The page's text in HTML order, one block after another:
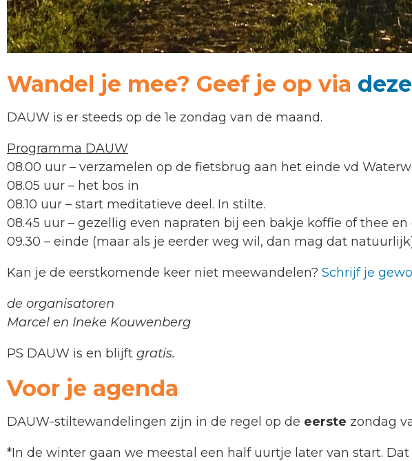
Wandel je mee? Geef je op via
DAUW is er steeds op de 1e zondag van de maand.
Programma DAUW
08.00 uur – verzamelen op de fietsbrug aan het einde vd
08.05 uur – het bos in
08.10 uur – start meditatieve deel. In stilte.
08.45 uur – gezellig even napraten bij een bakje koffie of thee en
09.30 – einde (maar als je eerder weg wil, dan mag dat
Kan je de eerstkomende keer niet meewandelen? Schrijf je
de organisatoren
Marcel en Ineke Kouwenberg
PS DAUW is en blijft gratis.
Voor je agenda
DAUW-stiltewandelingen zijn in de regel op de eerste zondag
*In de winter gaan we meestal een half uurtje later van start.